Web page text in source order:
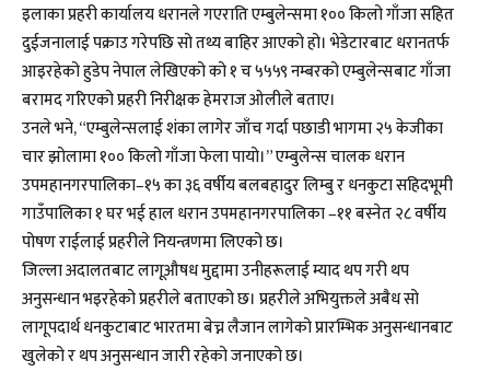
इलाका प्रहरी कार्यालय धरानले गएराति एम्बुलेन्समा १०० किलो गाँजा सहित
दुईजनालाई पक्राउ गरेपछि सो तथ्य बाहिर आएको हो। भेडेटारबाट धरानतर्फ
आइरहेको हुडेप नेपाल लेखिएको को १ च ५५५९ नम्बरको एम्बुलेन्सबाट गाँजा
बरामद गरिएको प्रहरी निरीक्षक हेमराज ओलीले बताए।
उनले भने, “एम्बुलेन्सलाई शंका लागेर जाँच गर्दा पछाडी भागमा २५ केजीका
चार झोलामा १०० किलो गाँजा फेला पायो।” एम्बुलेन्स चालक धरान
उपमहानगरपालिका–१५ का ३६ वर्षीय बलबहादुर लिम्बु र धनकुटा सहिदभूमी
गाउँपालिका १ घर भई हाल धरान उपमहानगरपालिका –११ बस्नेत २८ वर्षीय
पोषण राईलाई प्रहरीले नियन्त्रणमा लिएको छ।
जिल्ला अदालतबाट लागूऔषध मुद्दामा उनीहरूलाई म्याद थप गरी थप
अनुसन्धान भइरहेको प्रहरीले बताएको छ। प्रहरीले अभियुक्तले अबैध सो
लागूपदार्थ धनकुटाबाट भारतमा बेच्न लैजान लागेको प्रारम्भिक अनुसन्धानबाट
खुलेको र थप अनुसन्धान जारी रहेको जनाएको छ।